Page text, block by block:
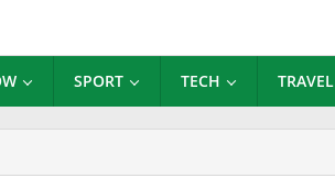
SPORT TECH TRAVEL